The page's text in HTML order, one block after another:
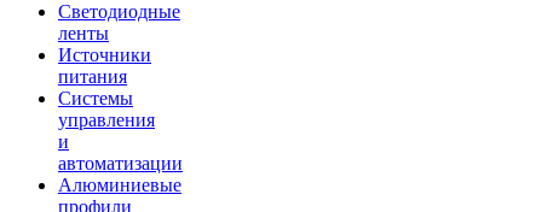
Светодиодные
ленты
Источники
питания
Системы
управления
и
автоматизации
Алюминиевые
профили